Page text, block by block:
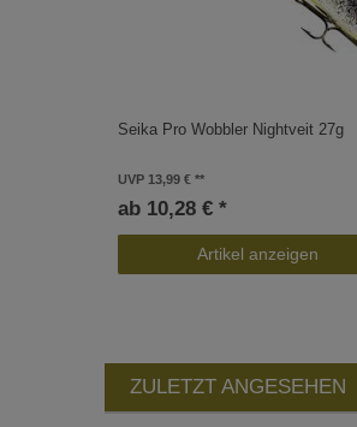
Seika Pro Wobbler Nightveit 27g
UVP 13,99 €
ab 10,28 € *
Artikel anzeigen
ZULETZT ANGESEHEN